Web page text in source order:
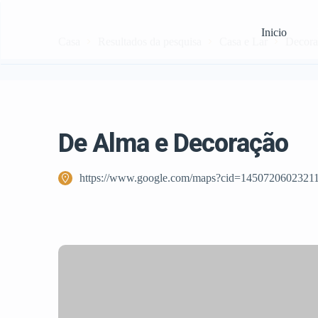
Inicio
De Alma e Decoração
https://www.google.com/